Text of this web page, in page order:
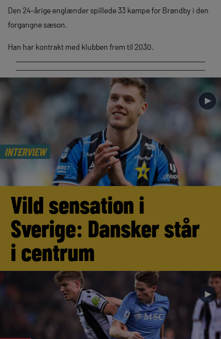
Den 24-årige englænder spillede 33 kampe for Brøndby i den
forgangne sæson.
Han har kontrakt med klubben frem til 2030.
INTERVIEW
►
Vild sensation i
Sverige: Dansker står
i centrum
►